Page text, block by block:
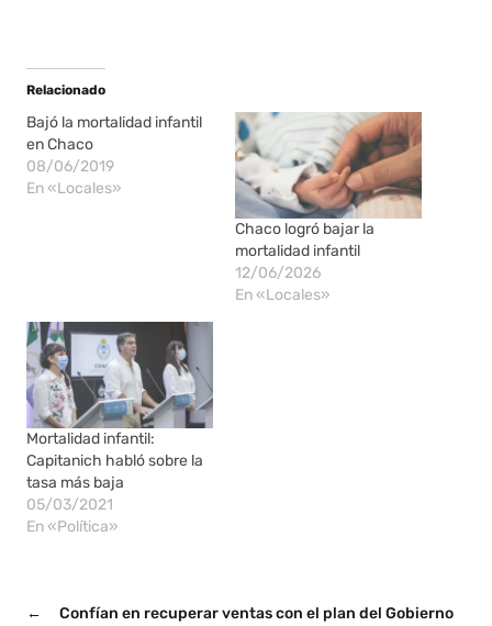
Relacionado
Bajó la mortalidad infantil
en Chaco
08/06/2019
En «Locales»
Chaco logró bajar la
mortalidad infantil
12/06/2026
En «Locales»
Mortalidad infantil:
Capitanich habló sobre la
tasa más baja
05/03/2021
En «Política»
←
Confían en recuperar ventas con el plan del Gobierno